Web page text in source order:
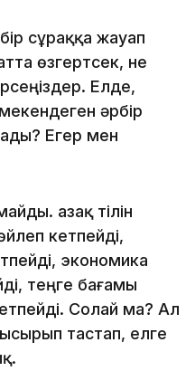
сұраққа жауап
өзгертсек, не
Елде,
әрбір
Егер мен
Қазақ тілін
кетпейді,
экономика
теңге бағамы
Солай ма? Ал
тастап, елге